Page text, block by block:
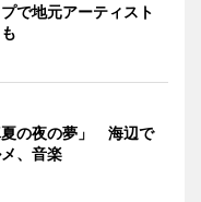
で地元アーティスト
夏の夜の夢」 海辺で
、音楽